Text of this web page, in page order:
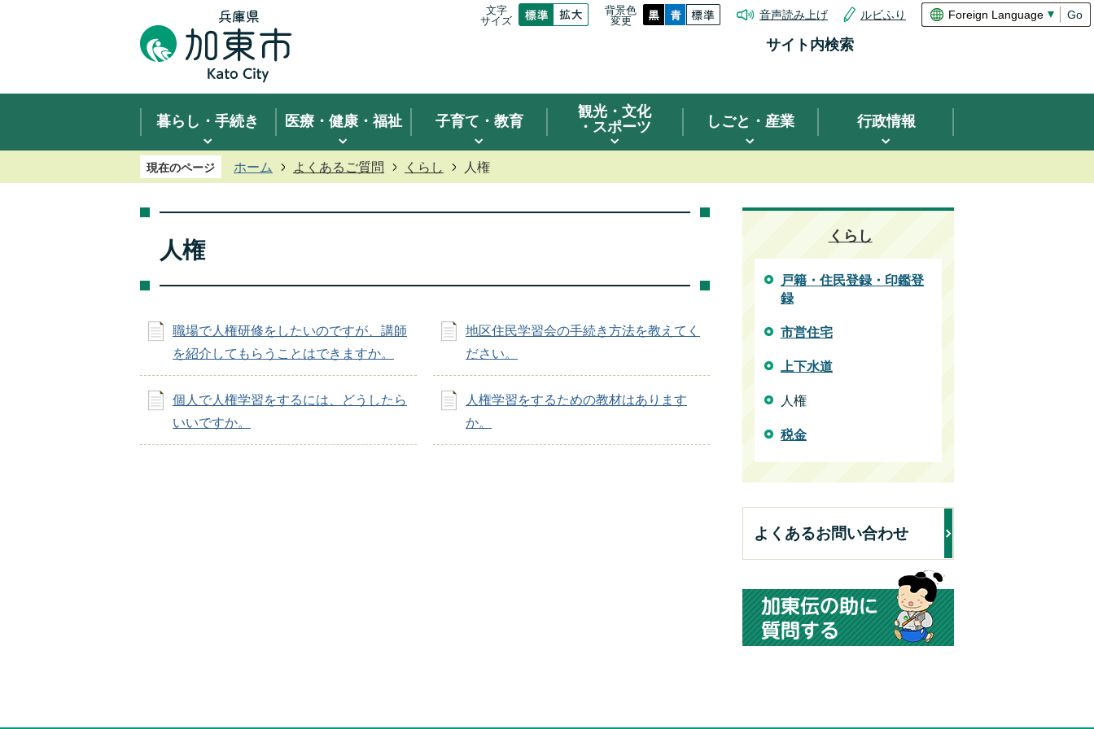
文字
サイズ
背景色
変更
音声読み上げ ルビふり Go
サイト内検索
暮らし・手続き 医療・健康・福祉 子育て・教育
観光 ・文化
・スポーツ
しごと・産業 行政情報
現在のページ ホーム よくあるご質問 くらし 人権
人権
職場で人権研修をしたいのですが、講師
を紹介してもらうことはできますか。
地区住民学習会の手続き方法を教えてく
ださい。
個人で人権学習をするには、どうしたら
いいですか。
人権学習をするための教材はあります
か。
くらし
戸籍・住民登録・印鑑登
録
市営住宅
上下水道
人権
税金
よくあるお問い合わせ